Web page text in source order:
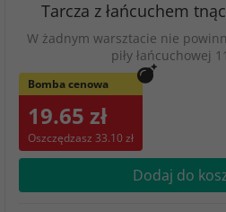
Tarcza z łańcuchem
W żadnym warsztacie nie
piły łańcuchowej
Bomba cenowa
19.65 zł
Oszczędzasz 33.10 zł
Dodaj do